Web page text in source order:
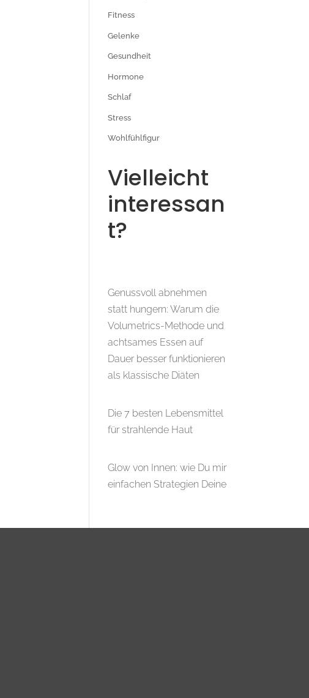
Fitness
Gelenke
Gesundheit
Hormone
Schlaf
Stress
Wohlfühlfigur
Vielleicht
interessan
t?
Genussvoll abnehmen
statt hungern: Warum die
Volumetrics-Methode und
achtsames Essen auf
Dauer besser funktionieren
als klassische Diäten
Die 7 besten Lebensmittel
für strahlende Haut
Glow von Innen: wie Du mir
einfachen Strategien Deine